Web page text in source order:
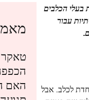
בעלי הכלבים
עבור
לכלב. אבל
טאקר
האם